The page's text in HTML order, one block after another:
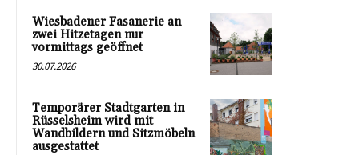
Wiesbadener Fasanerie an
zwei Hitzetagen nur
vormittags geöffnet
30.07.2026
Temporärer Stadtgarten in
Rüsselsheim wird mit
Wandbildern und Sitzmöbeln
ausgestattet